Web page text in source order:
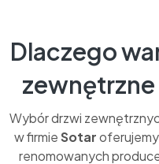
Dlaczego
Wybór drzwi
w firmieSotar
renomowanych